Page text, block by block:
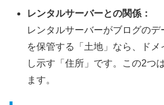
レンタルサーバーとの関係：
レンタルサーバーがブログのデ
を保管する「土地」なら、ド
し示す「住所」です。この2つ
ます。